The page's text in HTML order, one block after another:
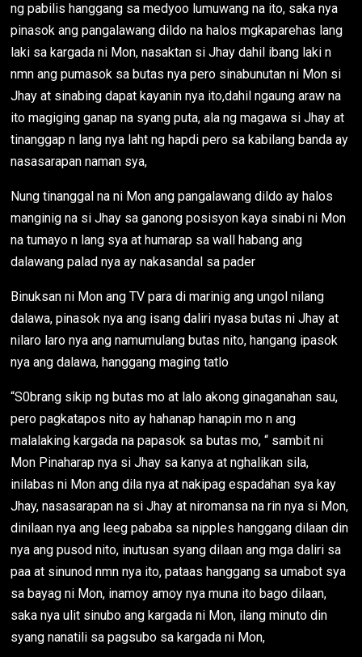
ng pabilis hanggang sa medyoo lumuwang na ito, saka nya
pinasok ang pangalawang dildo na halos mgkaparehas lang
laki sa kargada ni Mon, nasaktan si Jhay dahil ibang laki n
nmn ang pumasok sa butas nya pero sinabunutan ni Mon si
Jhay at sinabing dapat kayanin nya ito,dahil ngaung araw na
ito magiging ganap na syang puta, ala ng magawa si Jhay at
tinanggap n lang nya laht ng hapdi pero sa kabilang banda ay
nasasarapan naman sya,
Nung tinanggal na ni Mon ang pangalawang dildo ay halos
manginig na si Jhay sa ganong posisyon kaya sinabi ni Mon
na tumayo n lang sya at humarap sa wall habang ang
dalawang palad nya ay nakasandal sa pader
Binuksan ni Mon ang TV para di marinig ang ungol nilang
dalawa, pinasok nya ang isang daliri nyasa butas ni Jhay at
nilaro laro nya ang namumulang butas nito, hangang ipasok
nya ang dalawa, hanggang maging tatlo
“S0brang sikip ng butas mo at lalo akong ginaganahan sau,
pero pagkatapos nito ay hahanap hanapin mo n ang
malalaking kargada na papasok sa butas mo, “ sambit ni
Mon Pinaharap nya si Jhay sa kanya at nghalikan sila,
inilabas ni Mon ang dila nya at nakipag espadahan sya kay
Jhay, nasasarapan na si Jhay at niromansa na rin nya si Mon,
dinilaan nya ang leeg pababa sa nipples hanggang dilaan din
nya ang pusod nito, inutusan syang dilaan ang mga daliri sa
paa at sinunod nmn nya ito, pataas hanggang sa umabot sya
sa bayag ni Mon, inamoy amoy nya muna ito bago dilaan,
saka nya ulit sinubo ang kargada ni Mon, ilang minuto din
syang nanatili sa pagsubo sa kargada ni Mon,